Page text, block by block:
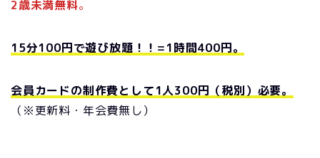
2歳未満無料。
15分100円で遊び放題！！=1時間400円。
会員カードの制作費として1人300円（税別）必要。
（※更新料・年会費無し）